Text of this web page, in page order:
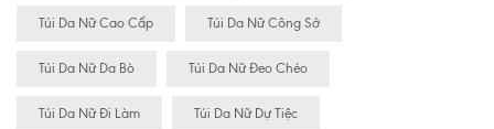
Túi Da Nữ Cao Cấp Túi Da Nữ Công Sở
Túi Da Nữ Da Bò Túi Da Nữ Đeo Chéo
Túi Da Nữ Đi Làm Túi Da Nữ Dự Tiệc